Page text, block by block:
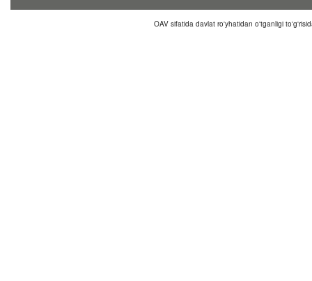
OAV sifatida davlat ro'yhatidan o'tganligi